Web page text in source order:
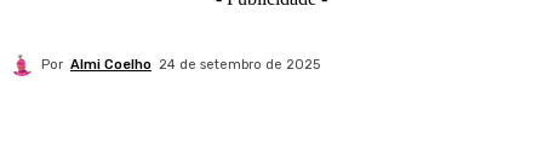
Por Almi Coelho 24 de setembro de 2025